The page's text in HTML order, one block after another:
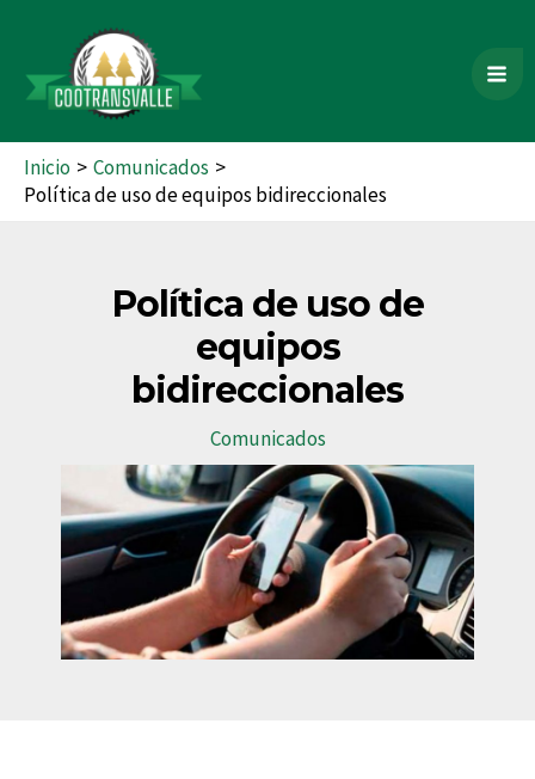
contenido
Inicio
Comunicados
Política de uso de equipos bidireccionales
Política de uso de
equipos
bidireccionales
Comunicados